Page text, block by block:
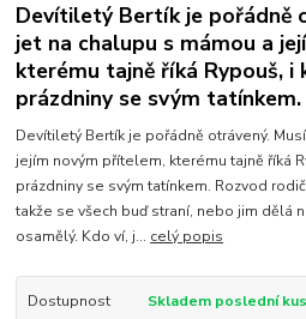
Devítiletý Bertík je pořádně
jet na chalupu s mámou a
kterému tajně říká Rypouš, i
prázdniny se svým tatínkem.
Devítiletý Bertík je pořádně otrávený.
jejím novým přítelem, kterému tajně říká
prázdniny se svým tatínkem. Rozvod
takže se všech buď straní, nebo jim dělá
osamělý. Kdo ví, j... celý popis
Dostupnost Skladem poslední